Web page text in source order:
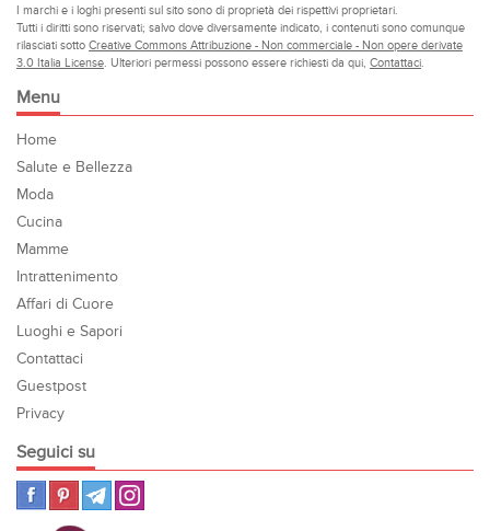
I marchi e i loghi presenti sul sito sono di proprietà dei rispettivi proprietari.
Tutti i diritti sono riservati; salvo dove diversamente indicato, i contenuti sono comunque
rilasciati sotto Creative Commons Attribuzione - Non commerciale - Non opere derivate
3.0 Italia License. Ulteriori permessi possono essere richiesti da qui, Contattaci.
Menu
Home
Salute e Bellezza
Moda
Cucina
Mamme
Intrattenimento
Affari di Cuore
Luoghi e Sapori
Contattaci
Guestpost
Privacy
Seguici su